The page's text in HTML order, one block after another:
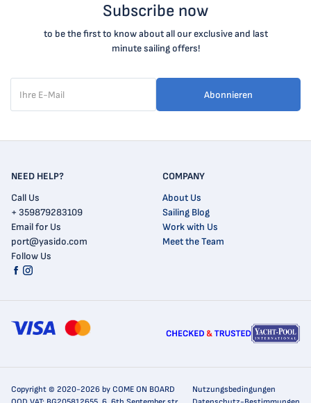
Subscribe now
to be the first to know about all our exclusive and last
minute sailing offers!
Abonnieren
NEED HELP?
Call Us
+ 359879283109
Email for Us
port@yasido.com
Follow Us
COMPANY
About Us
Sailing Blog
Work with Us
Meet the Team
Copyright © 2020-2026 by COME ON BOARD
Nutzungsbedingungen